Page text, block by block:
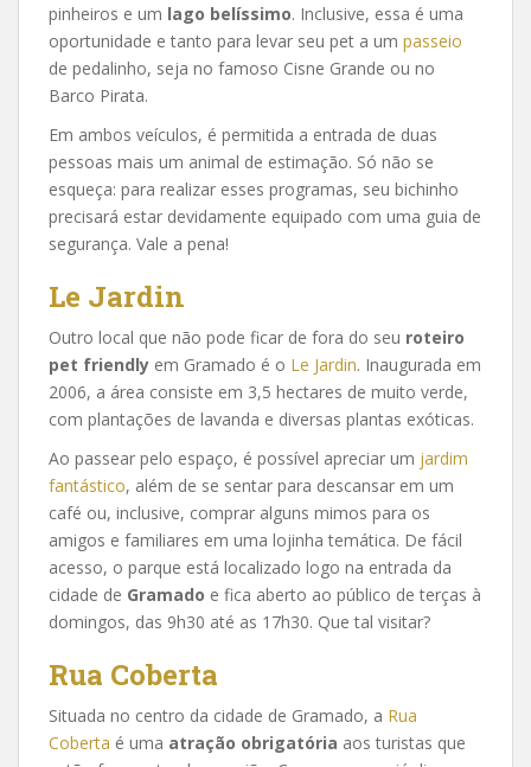
pinheiros e um lago belíssimo. Inclusive, essa é uma
oportunidade e tanto para levar seu pet a um passeio
de pedalinho, seja no famoso Cisne Grande ou no
Barco Pirata.
Em ambos veículos, é permitida a entrada de duas
pessoas mais um animal de estimação. Só não se
esqueça: para realizar esses programas, seu bichinho
precisará estar devidamente equipado com uma guia de
segurança. Vale a pena!
Le Jardin
Outro local que não pode ficar de fora do seu roteiro
pet friendly em Gramado é o Le Jardin. Inaugurada em
2006, a área consiste em 3,5 hectares de muito verde,
com plantações de lavanda e diversas plantas exóticas.
Ao passear pelo espaço, é possível apreciar um jardim
fantástico, além de se sentar para descansar em um
café ou, inclusive, comprar alguns mimos para os
amigos e familiares em uma lojinha temática. De fácil
acesso, o parque está localizado logo na entrada da
cidade de Gramado e fica aberto ao público de terças à
domingos, das 9h30 até as 17h30. Que tal visitar?
Rua Coberta
Situada no centro da cidade de Gramado, a Rua
Coberta é uma atração obrigatória aos turistas que